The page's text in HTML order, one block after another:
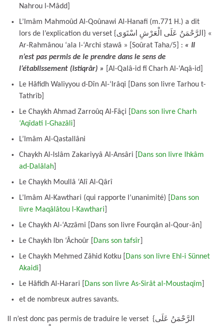
Nahrou l-Mâdd]
L’Imâm Mahmoûd Al-Qoûnawi Al-Hanafi (m.771 H.) a dit
lors de l’explication du verset {الرَّحْمَنُ عَلَى الْعَرْشِ اسْتَوَى} «
Ar-Rahmânou ‘ala l-‘Archi stawâ » [Soûrat Taha/5] : « Il
n’est pas permis de le prendre dans le sens de
l’établissement (istiqrâr) »
[Al-Qalâ-id fî Charh Al-‘Aqâ-id]
Le Hâfidh Waliyyou d-Dîn Al-‘Irâqi [Dans son livre Tarhou t-
Tathrîb]
Le Chaykh Ahmad Zarroûq Al-Fâçi [
Dans son livre Charh
‘Aqîdati l-Ghazâli
L’Imâm Al-Qastallâni
Chaykh Al-Islâm Zakariyyâ Al-Ansâri [
Dans son livre Ihkâm
ad-Dalâlah
Le Chaykh Moullâ ‘Alî Al-Qârî
L’Imâm Al-Kawthari (qui rapporte l’unanimité) [
Dans son
livre Maqâlâtou l-Kawthari
Le Chaykh Al-‘Azzâmi [Dans son livre Fourqân al-Qour-ân]
Le Chaykh Ibn ‘Âchoûr [
Dans son tafsîr
Le Chaykh Mehmed Zâhid Kotku [
Dans son livre Ehl-i Sünnet
Akaidi
Le Hâfidh Al-Harari [
Dans son livre As-Sirât al-Moustaqîm
et de nombreux autres savants.
Il n’est donc pas permis de traduire le verset {الرَّحْمَنُ عَلَى